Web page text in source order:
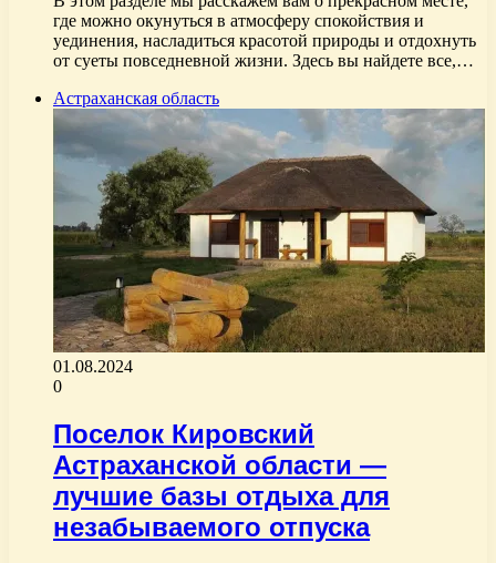
где можно окунуться в атмосферу спокойствия и
уединения, насладиться красотой природы и отдохнуть
от суеты повседневной жизни. Здесь вы найдете все,…
Астраханская область
01.08.2024
0
Поселок Кировский
Астраханской области —
лучшие базы отдыха для
незабываемого отпуска